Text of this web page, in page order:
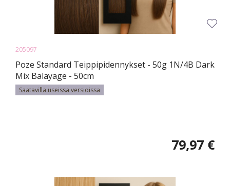
205097
Poze Standard Teippipidennykset - 50g 1N/4B Dark
Mix Balayage - 50cm
Saatavilla useissa versioissa
79,97 €